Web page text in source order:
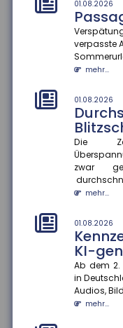
01.08.2026
verpasste
mehr...
01.08.2026
Die
zwar
mehr...
01.08.2026
KI-
Ab dem 2.
in
Audios,
mehr...
01.08.2026
bei
Regress
mehr...
01.08.2026
Kommt es
mehr...
28.07.2026
EUDI-
und
auf